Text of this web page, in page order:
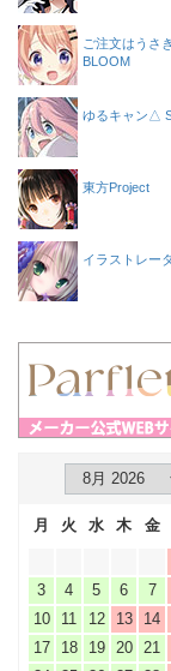
ご注文はうさ
BLOOM
ゆるキャン△
東方Project
イラストレー
月 火 水 木 金
3
4 5 6 7
10
11 12 13 14
17
18 19 20 21